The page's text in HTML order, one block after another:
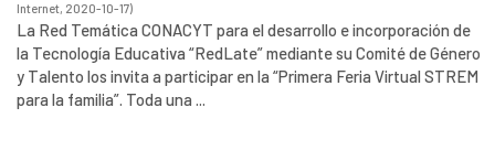
Internet, 2020-10-17)
La Red Temática CONACYT para el desarrollo e incorporación de
la Tecnología Educativa “RedLate” mediante su Comité de Género
y Talento los invita a participar en la “Primera Feria Virtual STREM
para la familia”. Toda una ...